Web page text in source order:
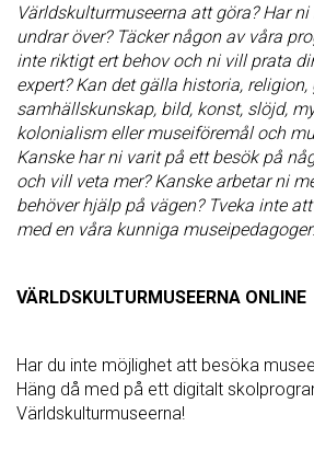
Världskulturmuseerna att göra? Har
undrar över? Täcker någon av våra
inte riktigt ert behov och ni vill prata
expert? Kan det gälla historia, religion,
samhällskunskap, bild, konst, slöjd,
kolonialism eller museiföremål och
Kanske har ni varit på ett besök på
och vill veta mer? Kanske arbetar ni
behöver hjälp på vägen? Tveka inte
med en våra kunniga
VÄRLDSKULTURMUSEERNA ONLINE
Har du inte möjlighet att besöka
Häng då med på ett digitalt
Världskulturmuseerna!